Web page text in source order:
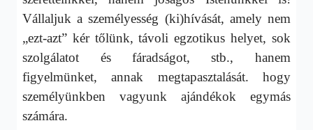
Vállaljuk a személyesség (ki)hívását, amely nem
„ezt-azt” kér tőlünk, távoli egzotikus helyet, sok
szolgálatot és fáradságot, stb., hanem
figyelmünket, annak megtapasztalását. hogy
személyünkben vagyunk ajándékok egymás
számára.